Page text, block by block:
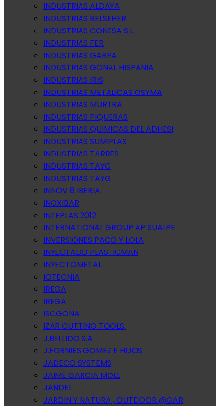
INDUSTRIAS ALDAYA
INDUSTRIAS BELSEHER
INDUSTRIAS CONESA S.l.
INDUSTRIAS FER
INDUSTRIAS GARRA
INDUSTRIAS GONAL HISPANIA
INDUSTRIAS IRIS
INDUSTRIAS METALICAS OSYMA
INDUSTRIAS MURTRA
INDUSTRIAS PIQUERAS
INDUSTRIAS QUIMICAS DEL ADHESI
INDUSTRIAS SUMIPLAS
INDUSTRIAS TARRES
INDUSTRIAS TAYG
INDUSTRIAS TAYG
INNOV 8 IBERIA
INOXIBAR
INTEPLAS 2012
INTERNATIONAL GROUP AP SUALPE
INVERSIONES PACO Y LOLA
INYECTADO PLASTICMAN
INYECTOMETAL
IOTECNIA
IREGA
IREGA
ISOGONA
IZAR CUTTING TOOLS.
J.BELLIDO S.A
J.FORNIES GOMEZ E HIJOS
JADECO SYSTEMS
JAIME GARCIA MOLL
JANDEL
JARDIN Y NATURA , OUTDOOR @GAR